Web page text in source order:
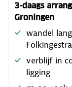
3-daags
Groningen
wandel
verblijf in
ligging